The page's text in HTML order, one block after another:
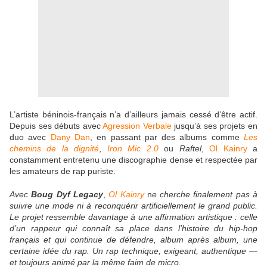
L’artiste béninois-français n’a d’ailleurs jamais cessé d’être actif.
Depuis ses débuts avecAgression Verbalejusqu’à ses projets en
duo avec Dany Dan , en passant par des albums commeLes
chemins de la dignité
Iron Mic 2.0ou Raftel,Ol Kainrya
constamment entretenu une discographie dense et respectée par
les amateurs de rap puriste.
AvecBoug Dyf Legacy,Ol Kainryne cherche finalement pas à
suivre une mode ni à reconquérir artificiellement le grand public.
Le projet ressemble davantage à une affirmation artistique : celle
d’un rappeur qui connaît sa place dans l’histoire du hip-hop
français et qui continue de défendre, album après album, une
certaine idée du rap. Un rap technique, exigeant, authentique —
et toujours animé par la même faim de micro.